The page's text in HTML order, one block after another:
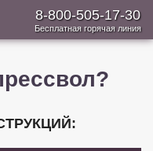
8-800-505-17-30
Бесплатная горячая линия